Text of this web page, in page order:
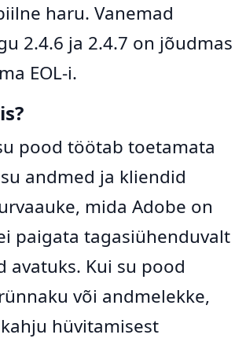
haru. Vanemad
2.4.6 ja 2.4.7 on jõudmas
EOL-i.
pood töötab toetamata
andmed ja kliendid
mida Adobe on
paigata tagasiühenduvalt
avatuks. Kui su pood
või andmelekke,
hüvitamisest